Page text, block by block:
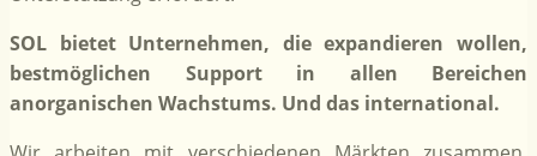
SOL bietet Unternehmen, die expandieren wollen,
bestmöglichen Support in allen Bereichen
anorganischen Wachstums. Und das international.